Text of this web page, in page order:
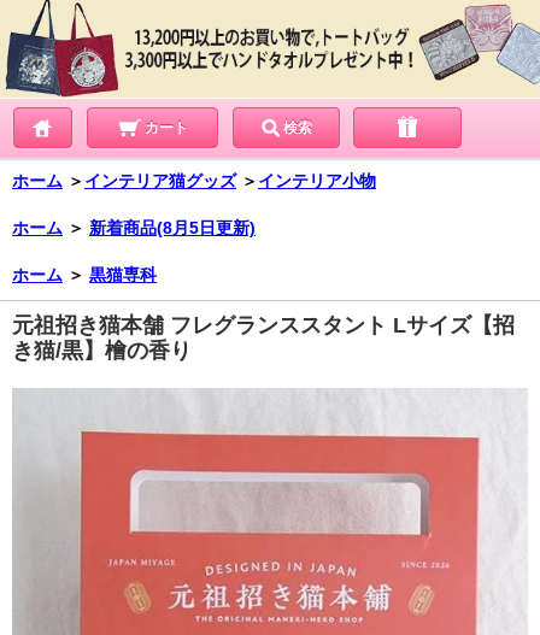
カート 検索
ホーム ＞ インテリア猫グッズ ＞ インテリア小物
ホーム ＞ 新着商品(8月5日更新)
ホーム ＞ 黒猫専科
元祖招き猫本舗 フレグランススタント Lサイズ【招
き猫/黒】檜の香り